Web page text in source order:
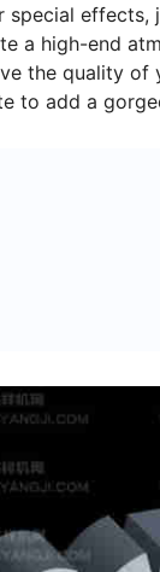
a high-end
the quality of
to add a